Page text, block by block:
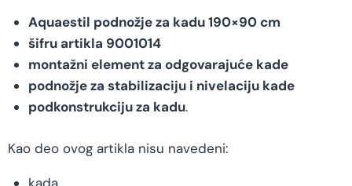
Aquaestil podnožje za kadu 190×90 cm
šifru artikla 9001014
montažni element za odgovarajuće kade
podnožje za stabilizaciju i nivelaciju kade
podkonstrukciju za kadu.
Kao deo ovog artikla nisu navedeni: